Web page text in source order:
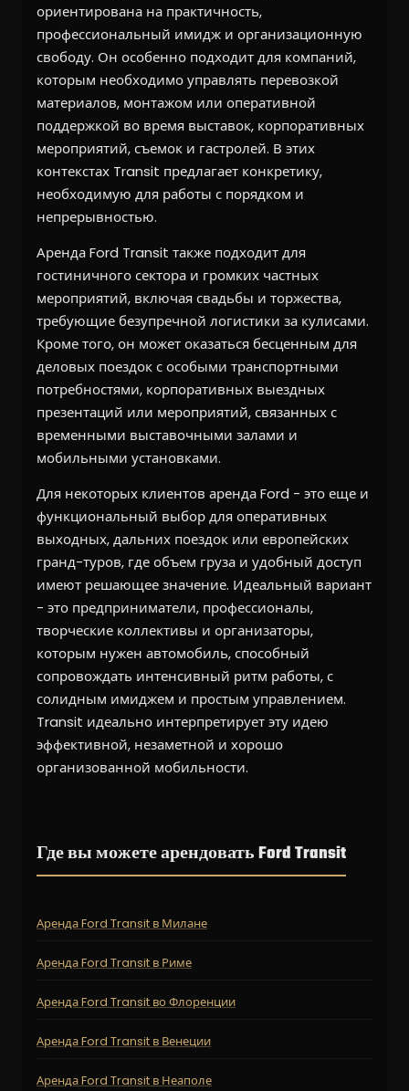
ориентирована на практичность,
профессиональный имидж и организационную
свободу. Он особенно подходит для компаний,
которым необходимо управлять перевозкой
материалов, монтажом или оперативной
поддержкой во время выставок, корпоративных
мероприятий, съемок и гастролей. В этих
контекстах Transit предлагает конкретику,
необходимую для работы с порядком и
непрерывностью.
Аренда Ford Transit также подходит для
гостиничного сектора и громких частных
мероприятий, включая свадьбы и торжества,
требующие безупречной логистики за кулисами.
Кроме того, он может оказаться бесценным для
деловых поездок с особыми транспортными
потребностями, корпоративных выездных
презентаций или мероприятий, связанных с
временными выставочными залами и
мобильными установками.
Для некоторых клиентов аренда Ford - это еще и
функциональный выбор для оперативных
выходных, дальних поездок или европейских
гранд-туров, где объем груза и удобный доступ
имеют решающее значение. Идеальный вариант
- это предприниматели, профессионалы,
творческие коллективы и организаторы,
которым нужен автомобиль, способный
сопровождать интенсивный ритм работы, с
солидным имиджем и простым управлением.
Transit идеально интерпретирует эту идею
эффективной, незаметной и хорошо
организованной мобильности.
Где вы можете арендовать Ford Transit
Аренда Ford Transit в Милане
Аренда Ford Transit в Риме
Аренда Ford Transit во Флоренции
Аренда Ford Transit в Венеции
Аренда Ford Transit в Неаполе